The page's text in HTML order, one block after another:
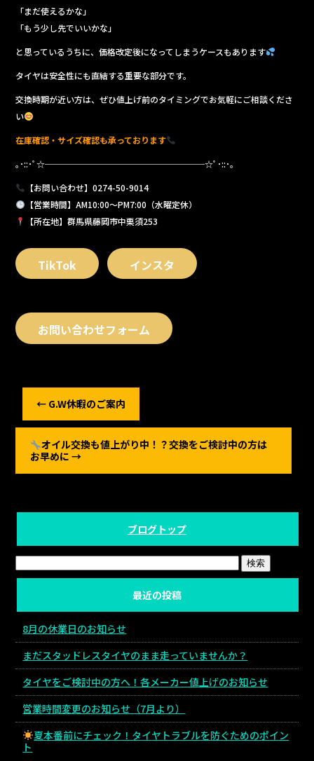
「まだ使えるかな」
「もう少し先でいいかな」
と思っているうちに、価格改定後になってしまうケースもあります
タイヤは安全性にも直結する重要な部分です。
交換時期が近い方は、ぜひ値上げ前のタイミングでお気軽にご相談くださ
い
在庫確認・サイズ確認も承っております
｡･::･ﾟ☆───────────────────☆ﾟ･::･｡
【お問い合わせ】0274-50-9014
【営業時間】AM10:00～PM7:00（水曜定休）
【所在地】群馬県藤岡市中栗須253
TikTok インスタ
お問い合わせフォーム
← G.W休暇のご案内
オイル交換も値上がり中！？交換をご検討中の方は
お早めに→
ブログトップ
最近の投稿
8月の休業日のお知らせ
まだスタッドレスタイヤのまま走っていませんか？
タイヤをご検討中の方へ！各メーカー値上げのお知らせ
営業時間変更のお知らせ（7月より）
夏本番前にチェック！タイヤトラブルを防ぐためのポイン
ト